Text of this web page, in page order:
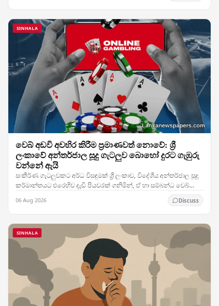
SINHALA
වෙබ් අඩවි අවහිර කිරීම ප්‍රමාණවත් නොවේ: ශ්‍රී
ලංකාවේ අන්තර්ජාල සූදු ගැටලුව බොහෝ දුරට ගැඹුරු
වන්නේ ඇයි
සංකීර්ණ ගැටලුවකට අර්ධ විසඳුමක් ශ්‍රී ලංකාව, විදේශීය අන්තර්ජාල සූදු
කර්මාන්තයට එරෙහිව දැඩි පියවරක් ගනිමින්, ඒ හා සම්බන්ධ වෙබ්
06 Aug 2026 Discuss
SINHALA